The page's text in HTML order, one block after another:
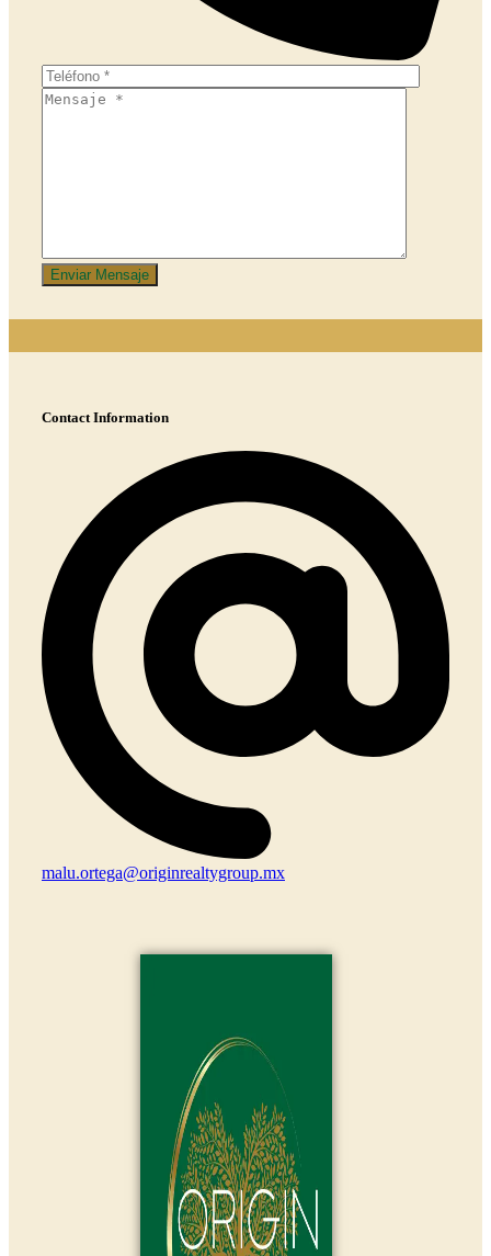
Enviar Mensaje
Contact Information
malu.ortega@originrealtygroup.mx